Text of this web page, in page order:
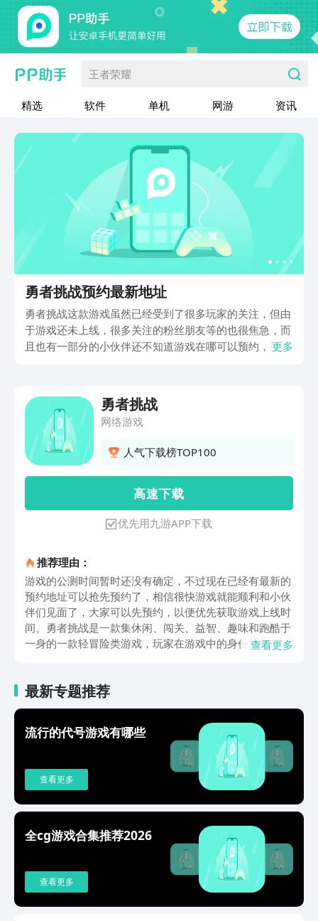
王者荣耀
精选 软件 单机 网游 资讯
勇者挑战预约最新地址
勇者挑战这款游戏虽然已经受到了很多玩家的关注，但由
于游戏还未上线，很多关注的粉丝朋友等的也很焦急，而
且也有一部分的小伙伴还不知道游戏在哪可以预约，所以
息的小伙伴接着往下看看吧。
更多
勇者挑战
网络游戏
人气下载榜TOP100
高 速 下 载
优先用九游APP下载
推荐理由：
游戏的公测时间暂时还没有确定，不过现在已经有最新的
预约地址可以抢先预约了，相信很快游戏就能顺利和小伙
伴们见面了，大家可以先预约，以便优先获取游戏上线时
间。勇者挑战是一款集休闲、闯关、益智、趣味和跑酷于
一身的一款轻冒险类游戏，玩家在游戏中的身份将是一位
及各种阻碍玩家前进的障碍，想要闯过这些难关，玩家就
需要具备灵活的操作能力，以支撑自己完美的躲避每一个
陷阱，收集每一种道具。当然，虽然每一关都会考验玩家
的反应能力和脑力，但本着休闲轻冒险的原则，游戏的操
作和玩法也不会特别难，上手难度是即便是新手都能很快
的上手的，这一点玩家不用太担心。游戏中的每一个关卡
都是经过精心设计的，增添了很多的趣味性在里面，每一
带来游戏的乐趣的同时，也能让玩家锻炼到思维能力，但
并不会让玩家感到疲惫。不仅如此这款游戏为了满足不同
玩家的需求，也专门给关卡的难易程度分了等级，喜欢挑
战自己超越自己的朋友，也可以在选择关卡时选择勇者难
度，去感受难以捉摸且变化不断地超难关卡，在不同的环
境中去展示自己的智慧和技巧。以上就是本期勇者挑战预
约最新地址的全部分享啦，相信通过此次分享，小伙伴们
查看更多
最新专题推荐
流行的代号游戏有哪些
查看更多
全cg游戏合集推荐2026
查看更多